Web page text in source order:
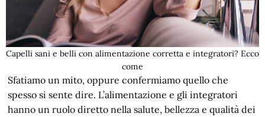
Capelli sani e belli con alimentazione corretta e integratori? Ecco
come
Sfatiamo un mito, oppure confermiamo quello che
spesso si sente dire. L’alimentazione e gli integratori
hanno un ruolo diretto nella salute, bellezza e qualità dei